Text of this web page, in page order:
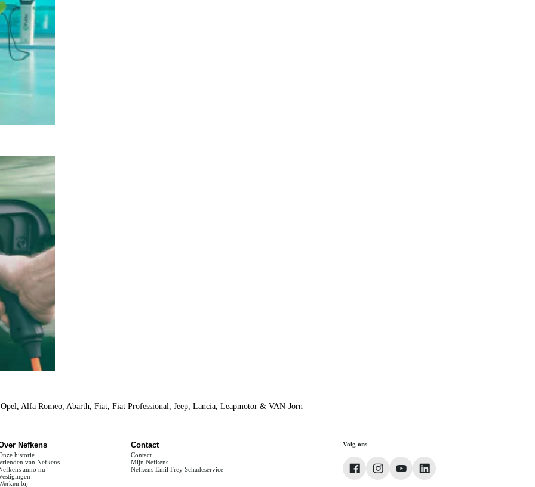
Alfa Romeo, Abarth, Fiat, Fiat Professional, Jeep, Lancia, Leapmotor & VAN-Jorn
Nefkens
historie
van Nefkens
anno nu
bij
Contact
Contact
Mijn Nefkens
Nefkens Emil Frey Schadeservice
Volg ons